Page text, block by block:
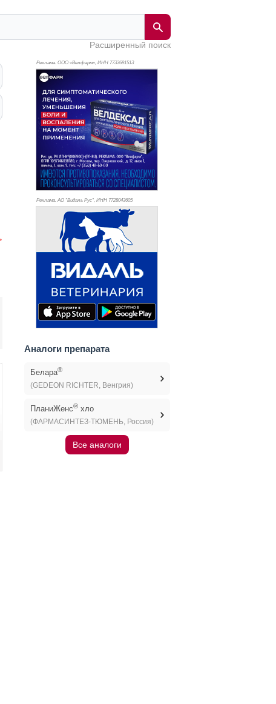
Расширенный поиск
Реклама. ООО «Велфарм», ИНН 7733691513
Реклама. АО "Видаль Рус", ИНН 7728043605
Аналоги препарата
Белара®
(GEDEON RICHTER, Венгрия)
ПланиЖенс®хло
(ФАРМАСИНТЕЗ-ТЮМЕНЬ, Россия)
Все аналоги